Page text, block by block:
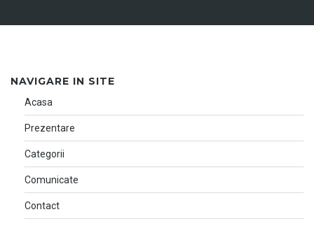
NAVIGARE IN SITE
Acasa
Prezentare
Categorii
Comunicate
Contact